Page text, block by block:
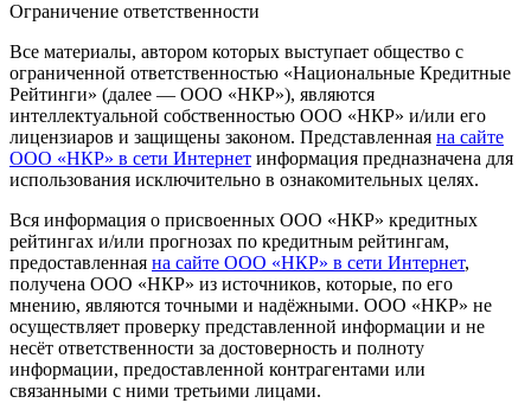
Ограничение ответственности
Все материалы, автором которых выступает общество с
ограниченной ответственностью «Национальные Кредитные
Рейтинги» (далее — ООО «НКР»), являются
интеллектуальной собственностью ООО «НКР» и/или его
лицензиаров и защищены законом. Представленная на сайте
ООО «НКР» в сети Интернет информация предназначена для
использования исключительно в ознакомительных целях.
Вся информация о присвоенных ООО «НКР» кредитных
рейтингах и/или прогнозах по кредитным рейтингам,
предоставленная на сайте ООО «НКР» в сети Интернет,
получена ООО «НКР» из источников, которые, по его
мнению, являются точными и надёжными. ООО «НКР» не
осуществляет проверку представленной информации и не
несёт ответственности за достоверность и полноту
информации, предоставленной контрагентами или
связанными с ними третьими лицами.